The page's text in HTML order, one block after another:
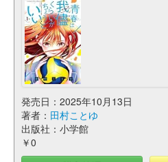
発売日：2025年10月13日
著者： 田村ことゆ
出版社：小学館
￥0